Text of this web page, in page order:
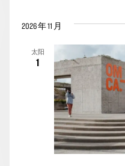
2026 年 11 月
太阳
1